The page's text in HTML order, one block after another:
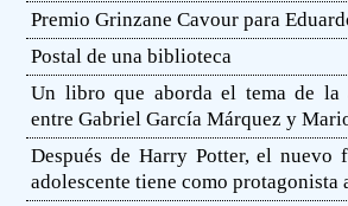
Premio Grinzane Cavour para
Postal de una biblioteca
Un libro que aborda el tema de la
entre Gabriel García Márquez y
Después de Harry Potter, el nuevo
adolescente tiene como protagonista